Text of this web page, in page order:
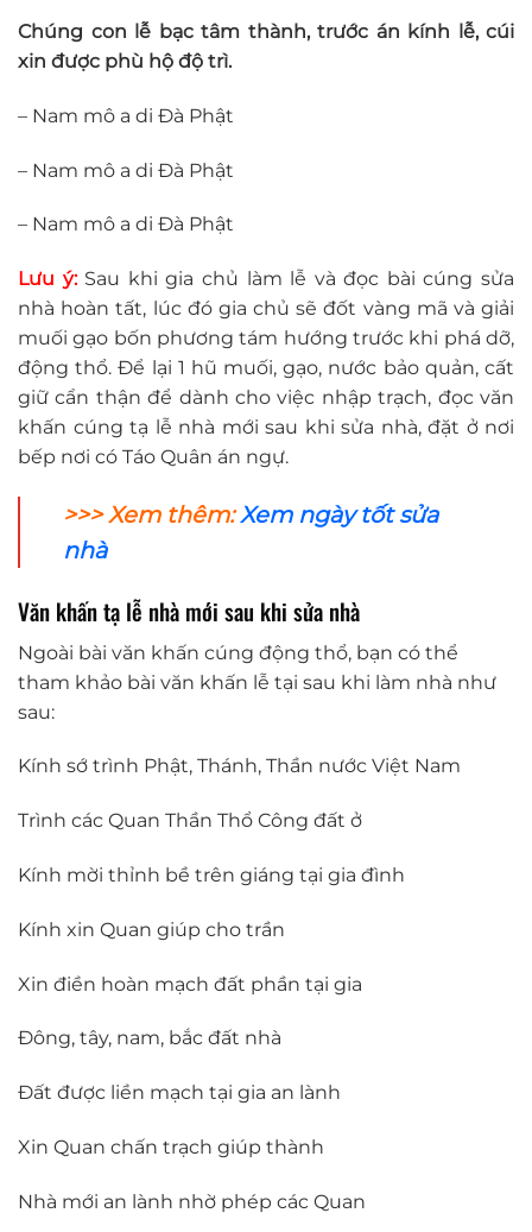
Chúng con lễ bạc tâm thành, trước án kính lễ, cúi
xin được phù hộ độ trì.
– Nam mô a di Đà Phật
– Nam mô a di Đà Phật
– Nam mô a di Đà Phật
Lưu ý:Sau khi gia chủ làm lễ và đọc bài cúng sửa
nhà hoàn tất, lúc đó gia chủ sẽ đốt vàng mã và giải
muối gạo bốn phương tám hướng trước khi phá dỡ,
động thổ. Để lại 1 hũ muối, gạo, nước bảo quản, cất
giữ cẩn thận để dành cho việc nhập trạch, đọc văn
khấn cúng tạ lễ nhà mới sau khi sửa nhà, đặt ở nơi
bếp nơi có Táo Quân án ngự.
>>> Xem thêm: Xem ngày tốt sửa
nhà
Văn khấn tạ lễ nhà mới sau khi sửa nhà
Ngoài bài văn khấn cúng động thổ, bạn có thể
tham khảo bài văn khấn lễ tại sau khi làm nhà như
sau:
Kính sớ trình Phật, Thánh, Thần nước Việt Nam
Trình các Quan Thần Thổ Công đất ở
Kính mời thỉnh bề trên giáng tại gia đình
Kính xin Quan giúp cho trần
Xin điền hoàn mạch đất phần tại gia
Đông, tây, nam, bắc đất nhà
Đất được liền mạch tại gia an lành
Xin Quan chấn trạch giúp thành
Nhà mới an lành nhờ phép các Quan